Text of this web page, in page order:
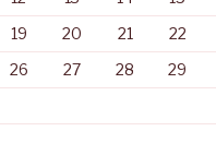
19
20 21 22
26
27 28 29